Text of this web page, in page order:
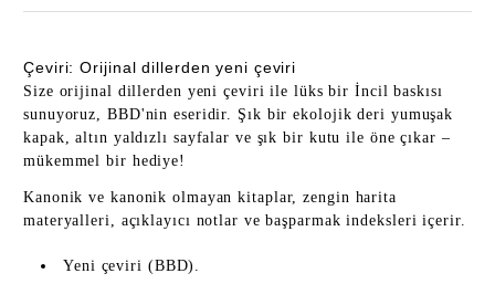
Çeviri: Orijinal dillerden yeni çeviri
Size orijinal dillerden yeni çeviri ile lüks bir İncil baskısı
sunuyoruz, BBD'nin eseridir. Şık bir ekolojik deri yumuşak
kapak, altın yaldızlı sayfalar ve şık bir kutu ile öne çıkar –
mükemmel bir hediye!
Kanonik ve kanonik olmayan kitaplar, zengin harita
materyalleri, açıklayıcı notlar ve başparmak indeksleri içerir.
Yeni çeviri (BBD).